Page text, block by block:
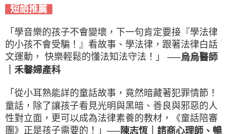
短語推薦
「學音樂的孩子不會變壞，下一句肯定要接『學法律
的小孩不會受騙！』看故事、學法律，跟著法律白話
文運動， 快樂輕鬆的懂法知法守法！」 ──烏烏醫師
｜禾馨婦產科
「從小耳熟能詳的童話故事，竟然暗藏著犯罪情節！
童話，除了讓孩子看見光明與黑暗、善良與邪惡的人
性對立面，更可以成為法律素養的教材，《童話陪審
團》正是孩子需要的！」 ──陳志恆
諮商心理師、暢